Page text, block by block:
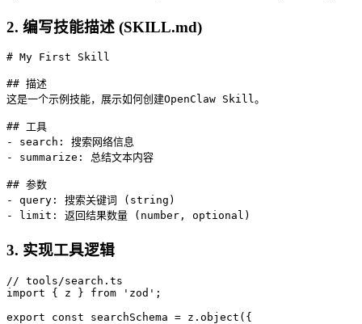
2. 编写技能描述 (SKILL.md)
# My First Skill
## 描述
这是一个示例技能，展示如何创建OpenClaw Skill。
## 工具
- search: 搜索网络信息
- summarize: 总结文本内容
## 参数
- query: 搜索关键词 (string)
- limit: 返回结果数量 (number, optional)
3. 实现工具逻辑
// tools/search.ts
import { z } from 'zod';
export const searchSchema = z.object({